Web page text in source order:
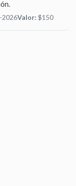
2026Valor: $150